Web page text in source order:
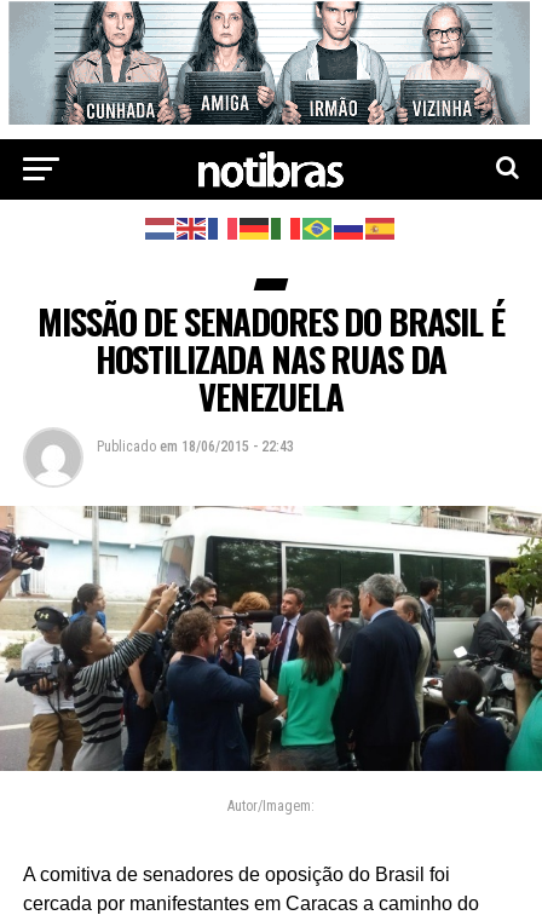
MISSÃO DE SENADORES DO BRASIL É
HOSTILIZADA NAS RUAS DA
VENEZUELA
Publicado em 18/06/2015 - 22:43
Autor/Imagem:
A comitiva de senadores de oposição do Brasil foi
cercada por manifestantes em Caracas a caminho do